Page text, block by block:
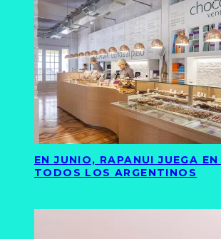
EN JUNIO, RAPANUI JUEGA
TODOS LOS ARGENTINOS